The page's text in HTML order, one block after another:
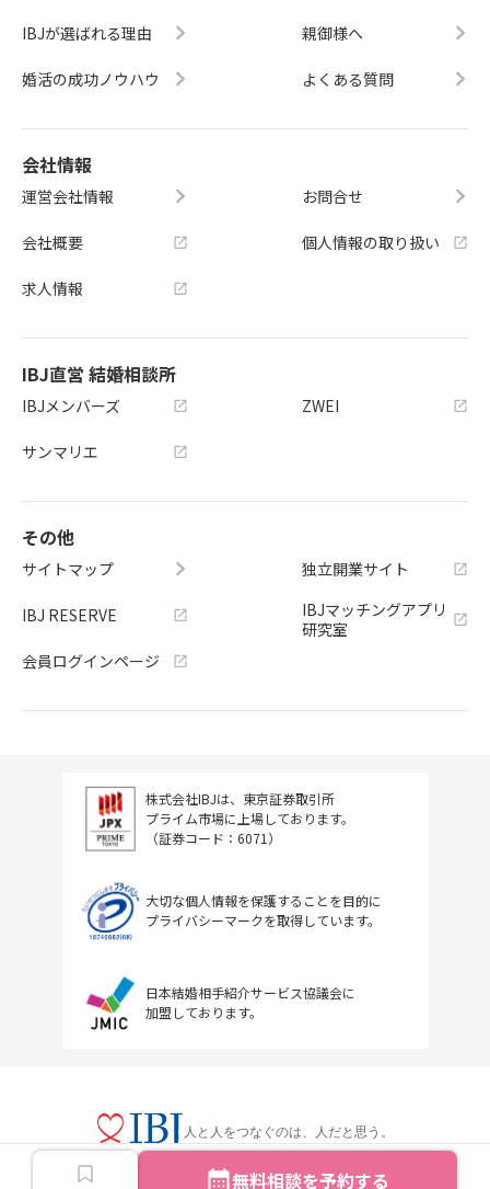
無料相談を予約する
IBJが選ばれる理由
婚活の成功ノウハウ
親御様へ
よくある質問
会社情報
運営会社情報
会社概要
求人情報
お問合せ
個人情報の取り扱い
IBJ直営 結婚相談所
IBJメンバーズ
サンマリエ
ZWEI
その他
サイトマップ
IBJ RESERVE
会員ログインページ
独立開業サイト
IBJマッチングアプリ
研究室
株式会社IBJは、東京証券取引所
プライム市場に上場しております。
（証券コード：6071）
大切な個人情報を保護することを目的に
プライバシーマークを取得しています。
日本結婚相手紹介サービス協議会に
加盟しております。
人と人をつなぐのは、人だと思う。